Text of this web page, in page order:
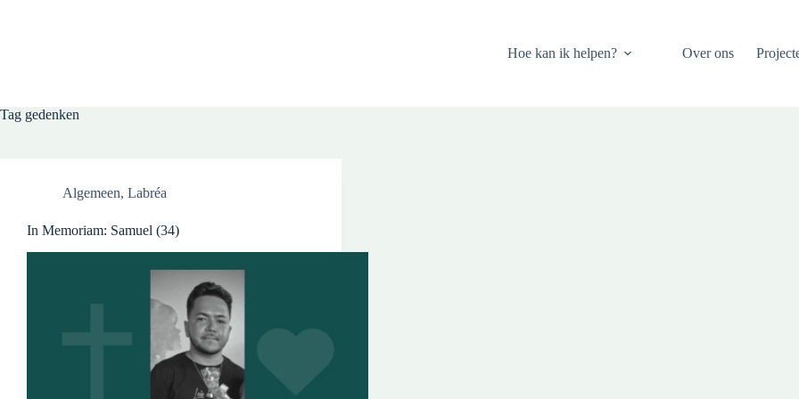
Hoe kan ik helpen? Over ons
Tag gedenken
Algemeen, Labréa
In Memoriam: Samuel (34)